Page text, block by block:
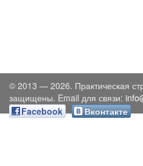
© 2013 — 2026. Практическая
защищены. Email для связи:
Facebook
Вконтакте